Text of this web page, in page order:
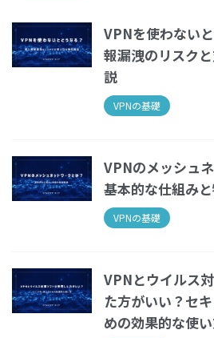
VPNを使わない
報漏洩のリスク
説
VPNの基礎
VPNのメッシュ
基本的な仕組み
VPNの基礎
VPNとウイルス
た方がいい？セ
めの効果的な使